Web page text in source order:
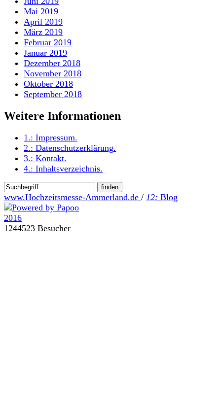
Mai 2019
April 2019
März 2019
Februar 2019
Januar 2019
Dezember 2018
November 2018
Oktober 2018
September 2018
Weitere Informationen
1.: Impressum.
2.: Datenschutzerklärung.
3.: Kontakt.
4.: Inhaltsverzeichnis.
www.Hochzeitsmesse-Ammerland.de / 12: Blog
1244523 Besucher